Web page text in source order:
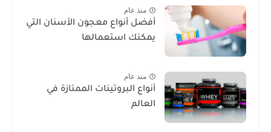
منذ عام
أفضل أنواع معجون الأسنان التي
يمكنك استعمالها
منذ عام
أنواع البروتينات الممتازة في
العالم